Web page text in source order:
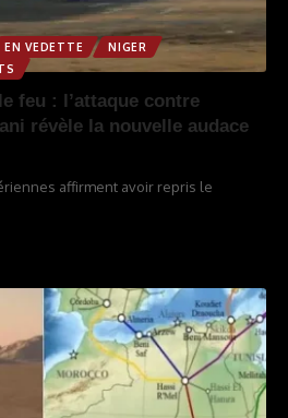
EN VEDETTE
NIGER
feu : l’attaque contre
révèle la nouvelle audace
affirment avoir repris le